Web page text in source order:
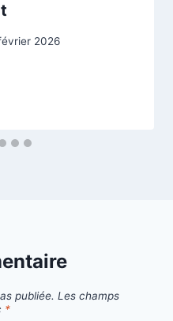
2026
publiée. Les champs
*